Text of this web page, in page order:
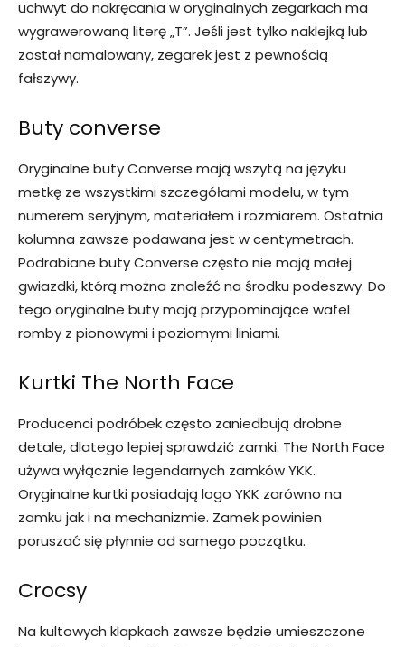
uchwyt do nakręcania w oryginalnych zegarkach ma
wygrawerowaną literę „T”. Jeśli jest tylko naklejką lub
został namalowany, zegarek jest z pewnością
fałszywy.
Buty converse
Oryginalne buty Converse mają wszytą na języku
metkę ze wszystkimi szczegółami modelu, w tym
numerem seryjnym, materiałem i rozmiarem. Ostatnia
kolumna zawsze podawana jest w centymetrach.
Podrabiane buty Converse często nie mają małej
gwiazdki, którą można znaleźć na środku podeszwy. Do
tego oryginalne buty mają przypominające wafel
romby z pionowymi i poziomymi liniami.
Kurtki The North Face
Producenci podróbek często zaniedbują drobne
detale, dlatego lepiej sprawdzić zamki. The North Face
używa wyłącznie legendarnych zamków YKK.
Oryginalne kurtki posiadają logo YKK zarówno na
zamku jak i na mechanizmie. Zamek powinien
poruszać się płynnie od samego początku.
Crocsy
Na kultowych klapkach zawsze będzie umieszczone